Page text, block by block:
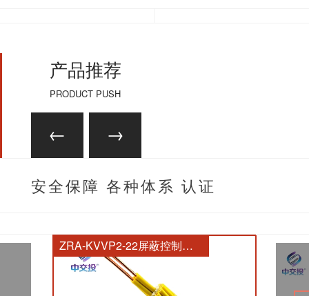
产品推荐
PRODUCT PUSH
安全保障 各种体系 认证
ZRA-KVVP2-22屏蔽控制电缆